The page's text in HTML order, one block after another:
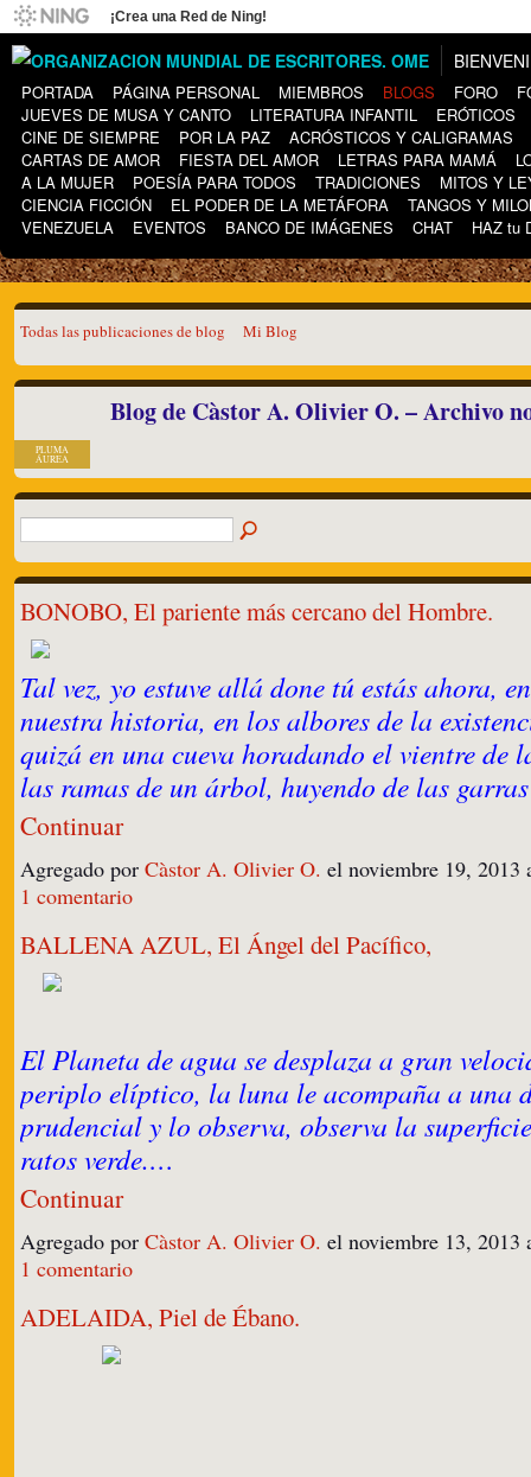
¡Crea una Red de Ning!
PORTADA PÁGINA PERSONAL MIEMBROS BLOGS FORO
JUEVES DE MUSA Y CANTO
LITERATURA INFANTIL
ERÓTICOS
CINE DE SIEMPRE
POR LA PAZ
ACRÓSTICOS Y CALIGRAMAS
CARTAS DE AMOR
FIESTA DEL AMOR LETRAS PARA MAMÁ
A LA MUJER
POESÍA PARA TODOS TRADICIONES
MITOS Y
CIENCIA FICCIÓN
EL PODER DE LA METÁFORA
TANGOS Y
VENEZUELA
EVENTOS BANCO DE IMÁGENES CHAT HAZ tu
Todas las publicaciones de blog Mi Blog
PLUMA
ÁUREA
Blog de Càstor A. Olivier O. – Archivo
BONOBO, El pariente más cercano del Hombre.
Tal vez, yo estuve allá done tú estás ahora,
nuestra historia, en los albores de la
quizá en una cueva horadando el vientre de
las ramas de un árbol, huyendo de las
Continuar
Agregado por Càstor A. Olivier O. el noviembre 19,
1 comentario
BALLENA AZUL, El Ángel del Pacífico,
El Planeta de agua se desplaza a gran
periplo elíptico, la luna le acompaña a una
prudencial y lo observa, observa la
ratos verde.…
Continuar
Agregado por Càstor A. Olivier O. el noviembre 13,
1 comentario
ADELAIDA, Piel de Ébano.